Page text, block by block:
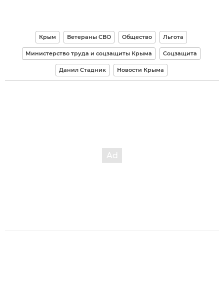
Крым Ветераны СВО Общество Льгота
Министерство труда и соцзащиты Крыма Соцзащита
Данил Стадник Новости Крыма